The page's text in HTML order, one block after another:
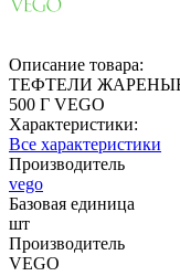
Описание товара:
ТЕФТЕЛИ
500 Г VEGO
Характеристики:
Все характеристики
Производитель
vego
Базовая единица
шт
Производитель
VEGO